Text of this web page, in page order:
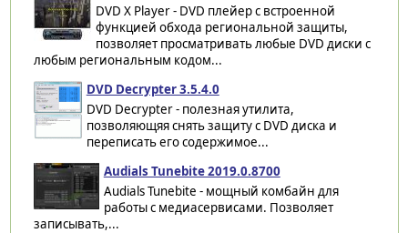
DVD X Player - DVD плейер с встроенной
функцией обхода региональной защиты,
позволяет просматривать любые DVD диски с
любым региональным кодом...
DVD Decrypter 3.5.4.0
DVD Decrypter - полезная утилита,
позволяющяя снять защиту с DVD диска и
переписать его содержимое...
Audials Tunebite 2019.0.8700
Audials Tunebite - мощный комбайн для
работы с медиасервисами. Позволяет
записывать,...